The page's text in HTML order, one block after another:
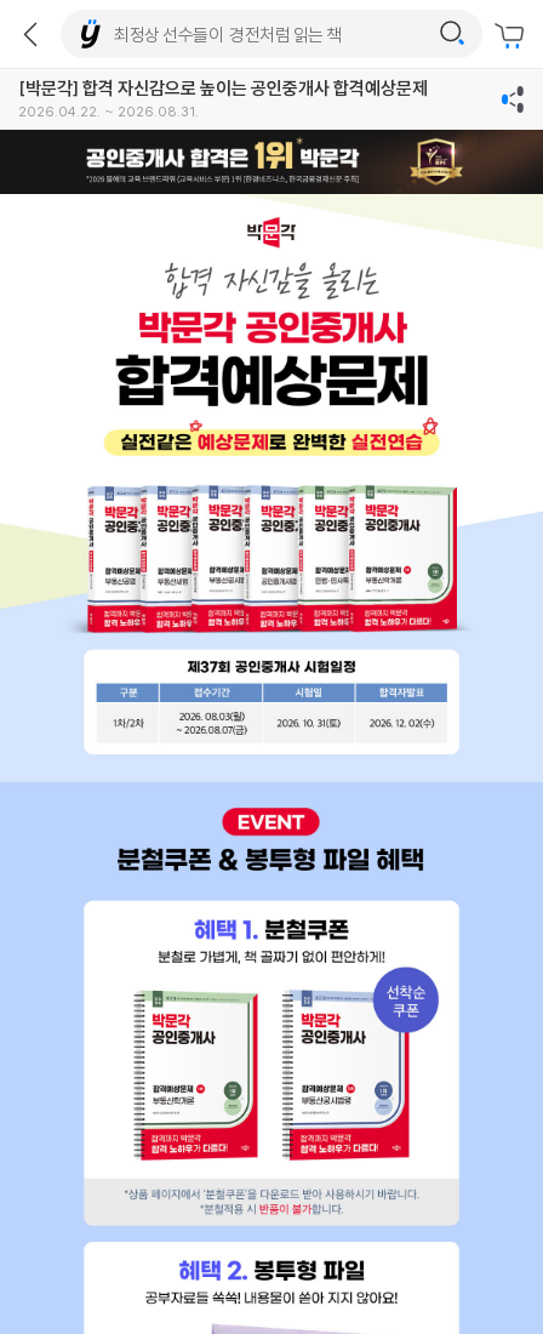
[박문각] 합격 자신감으로 높이는 공인중개사 합격예상문제
2026.04.22. ~ 2026.08.31.